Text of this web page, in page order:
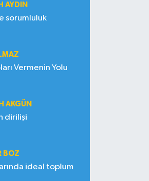
AYDIN
Gençlik ve sorumluluk
Vermenin Yolu
AKGÜN
dirilişi
BOZ
ideal toplum